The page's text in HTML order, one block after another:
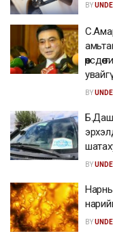
BY
BY
BY
Нарны
BY